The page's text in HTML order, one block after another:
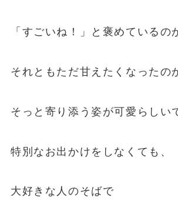
「すごいね！」と褒めているの
それともただ甘えたくなったの
そっと寄り添う姿が可愛らしい
特別なお出かけをしなくても、
大好きな人のそばで